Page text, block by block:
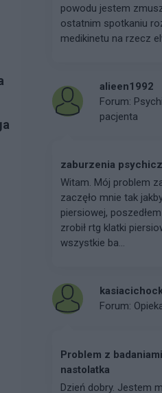
powodu jestem
ostatnim spotkaniu
medikinetu na rzecz
alieen1992
Forum:
pacjenta
zaburzenia
Witam. Mój problem
zaczęło mnie tak
piersiowej,
zrobił rtg klatki
wszystkie ba...
Forum:
Problem z
nastolatka
Dzień dobry. Jestem